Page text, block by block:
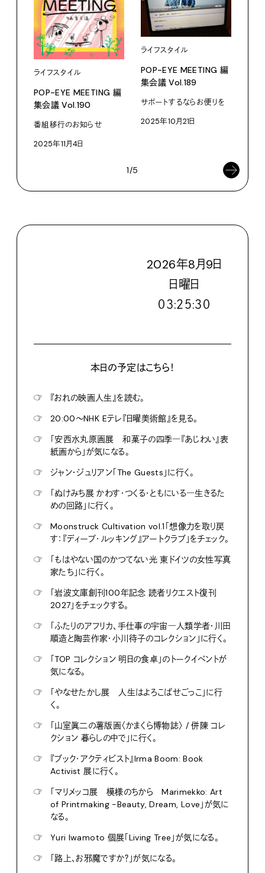
ライフスタイル
POP-EYE MEETING 編
集会議 Vol.190
番組移行のお知らせ
2025年11月4日
ライフスタイル
POP-EYE MEETING 編
集会議 Vol.189
サポートするならお便りを
2025年10月21日
1/5
2026年8月9日
日曜日
０３:２５:３１
本日の予定はこちら！
☞
『おれの映画人生』を読む。
☞
20:00〜NHK Eテレ『日曜美術館』を見る。
☞
「安西水丸原画展 和菓子の四季―『あじわい』表
紙画から」が気になる。
☞
ジャン・ジュリアン「The Guests」に行く。
☞
「ぬけみち展 かわす・つくる・ともにいる―生きるた
めの回路」に行く。
☞
Moonstruck Cultivation vol.1「想像力を取り戻
す：『ディープ・ルッキング』アートクラブ」をチェック。
☞
「もはやない国のかつてない光 東ドイツの女性写真
家たち」に行く。
☞
「岩波文庫創刊100年記念 読者リクエスト復刊
2027」をチェックする。
☞
「ふたりのアフリカ、手仕事の宇宙―人類学者・川田
順造と陶芸作家・小川待子のコレクション」に行く。
☞
「TOP コレクション 明日の食卓」のトークイベントが
気になる。
☞
「やなせたかし展 人生はよろこばせごっこ」に行
く。
☞
「山室眞二の薯版画〈かまくら博物誌〉 / 併陳 コレ
クション 暮らしの中で」に行く。
☞
『ブック・アクティビスト』Irma Boom: Book
Activist 展に行く。
☞
「マリメッコ展 模様のちから Marimekko: Art
of Printmaking -Beauty, Dream, Love」が気に
なる。
☞
Yuri Iwamoto 個展「Living Tree」が気になる。
☞
「路上、お邪魔ですか？」が気になる。